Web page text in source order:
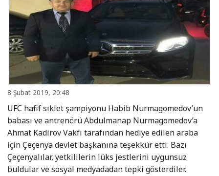
8 Şubat 2019, 20:48
UFC hafif sıklet şampiyonu Habib Nurmagomedov’un
babası ve antrenörü Abdulmanap Nurmagomedov’a
Ahmat Kadirov Vakfı tarafından hediye edilen araba
için Çeçenya devlet başkanına teşekkür etti. Bazı
Çeçenyalılar, yetkililerin lüks jestlerini uygunsuz
buldular ve sosyal medyadadan tepki gösterdiler.